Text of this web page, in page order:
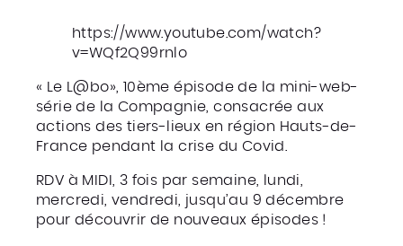
https://www.youtube.com/watch?
v=WQf2Q99rnlo
« Le L@bo», 10ème épisode de la mini-web-
série de la Compagnie, consacrée aux
actions des tiers-lieux en région Hauts-de-
France pendant la crise du Covid.
RDV à MIDI, 3 fois par semaine, lundi,
mercredi, vendredi, jusqu’au 9 décembre
pour découvrir de nouveaux épisodes !